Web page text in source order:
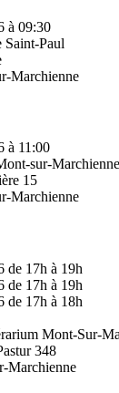
à 09:30
Saint-Paul
Marchienne
à 11:00
sur-Marchienne
15
Marchienne
de 17h à 19h
de 17h à 19h
de 17h à 18h
Mont-Sur-
348
Marchienne